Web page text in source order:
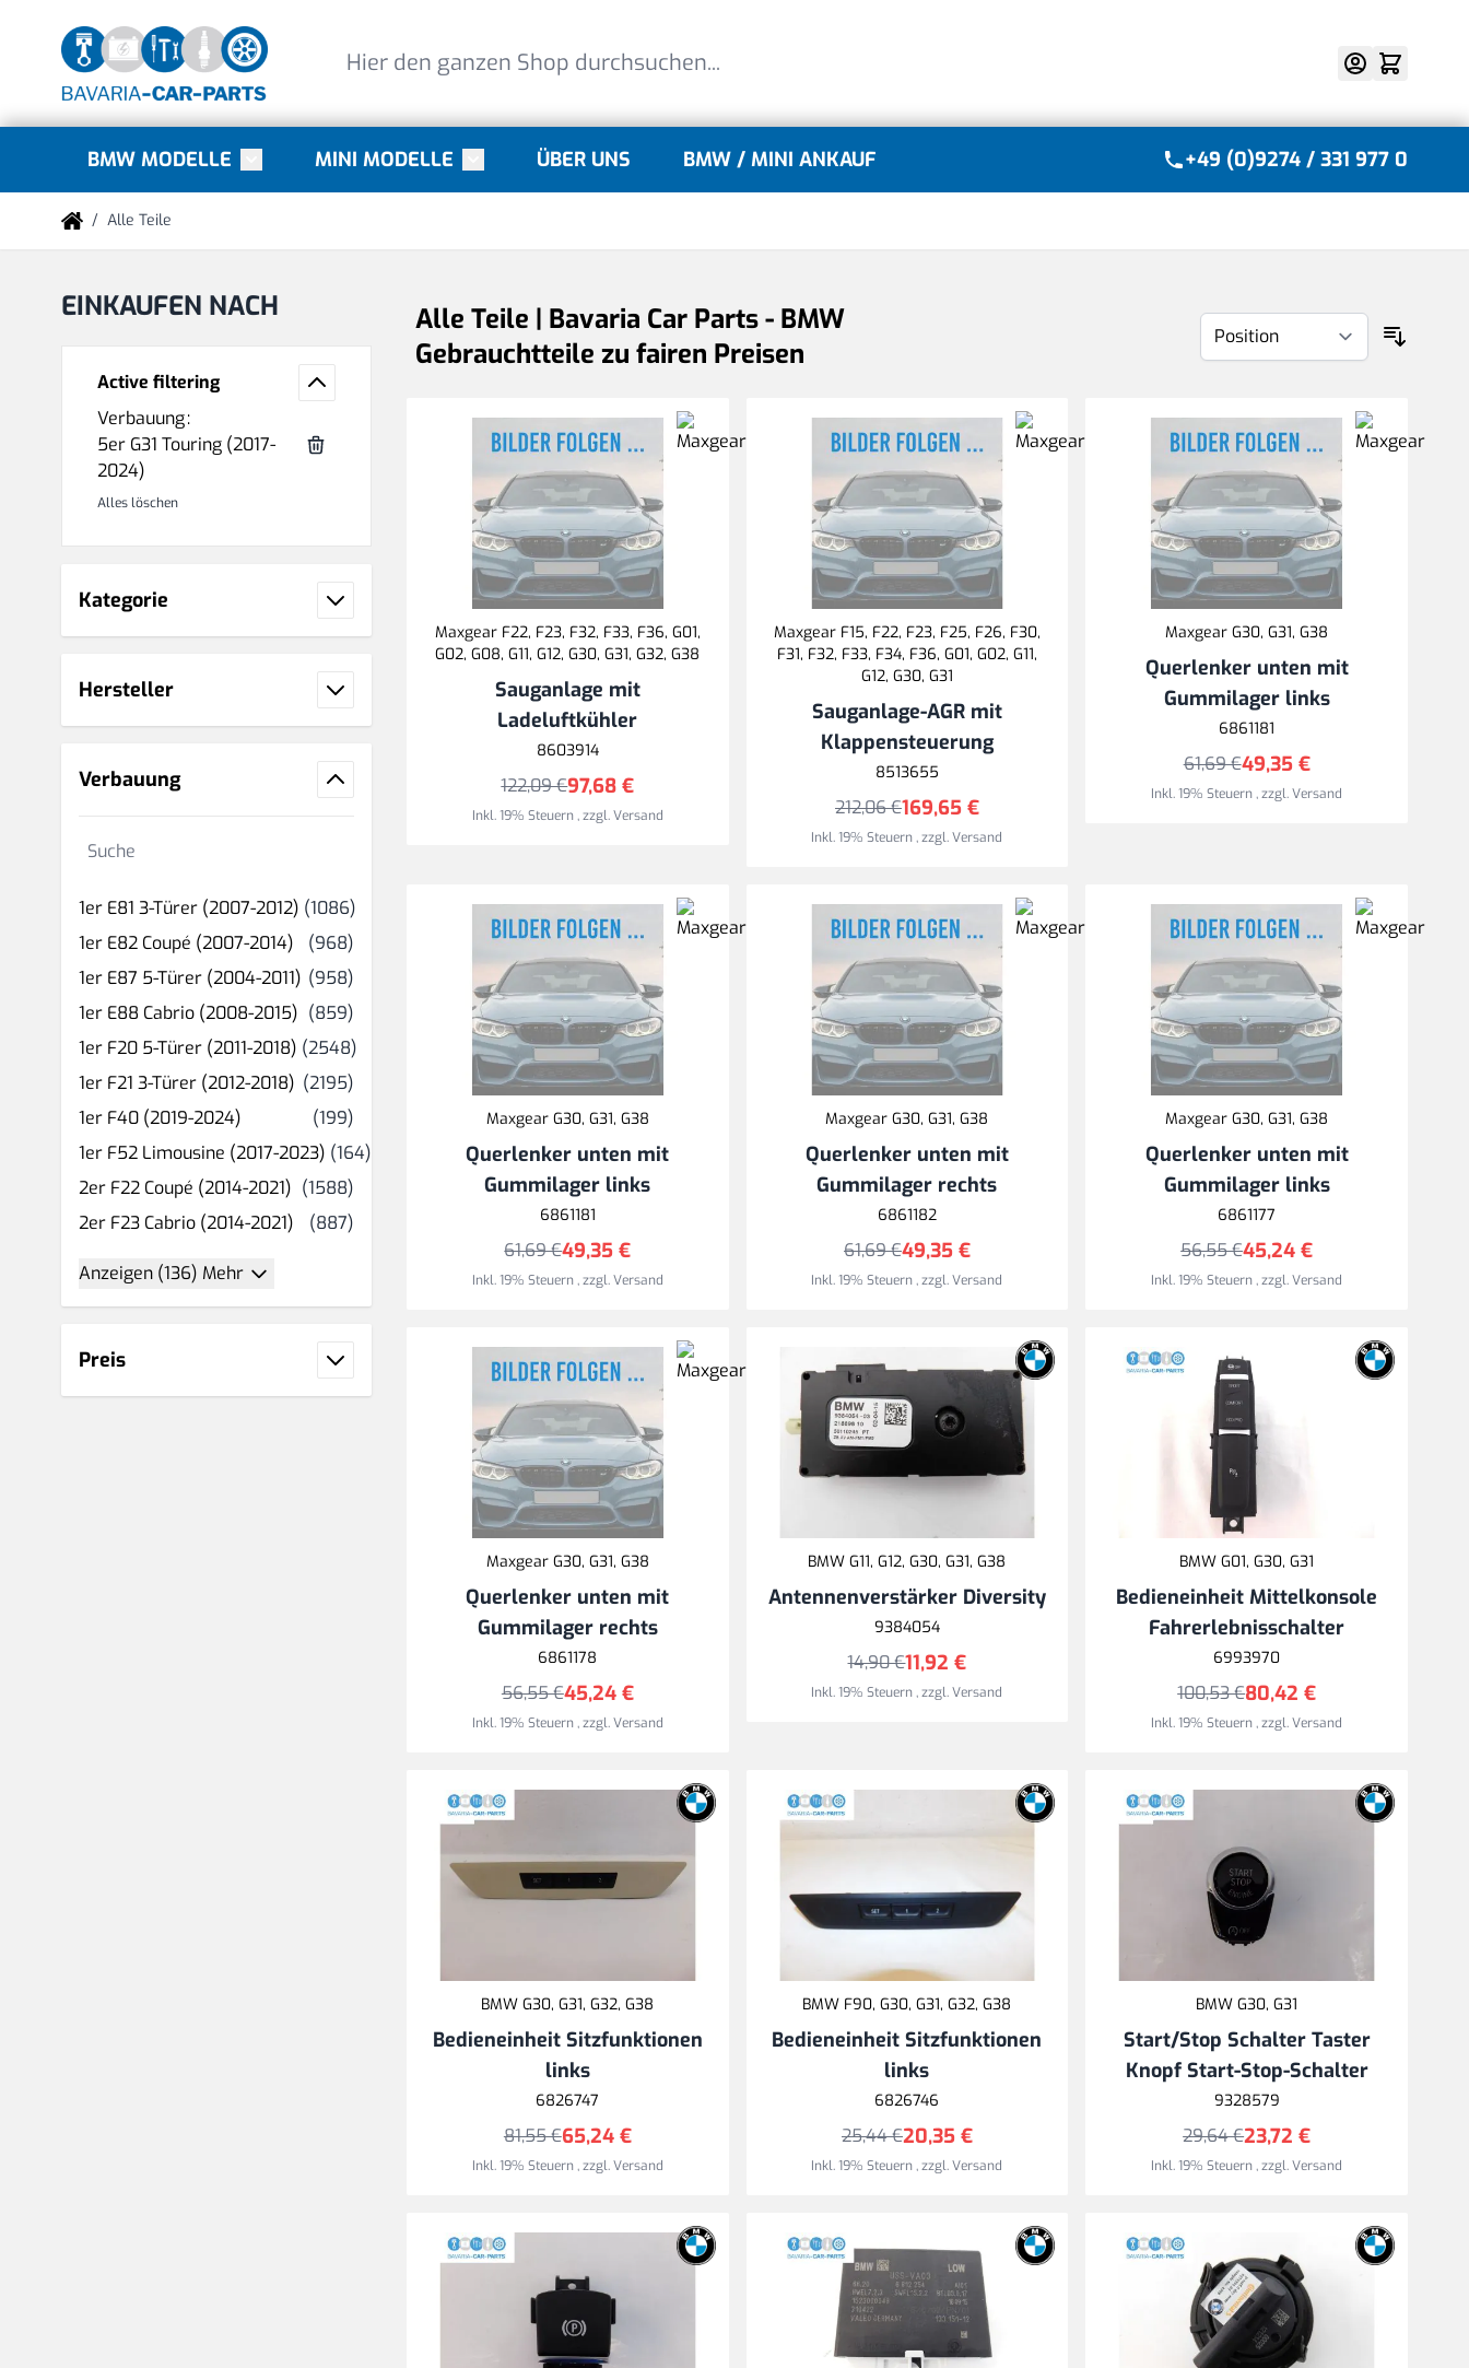
BMW MODELLE Toggle submenu for BMW Modelle
MINI MODELLE Toggle submenu for MINI Modelle
ÜBER UNS BMW / MINI ANKAUF +49 (0)9274 / 331 977 0
/ Alle Teile
EINKAUFEN NACH
Active filtering
Verbauung
5er G31 Touring (2017-
2024)
Alles löschen
Kategorie
Hersteller
Verbauung
1er E81 3-Türer (2007-2012) (1086)
1er E82 Coupé (2007-2014)
(968)
1er E87 5-Türer (2004-2011) (958)
1er E88 Cabrio (2008-2015) (859)
1er F20 5-Türer (2011-2018) (2548)
1er F21 3-Türer (2012-2018) (2195)
1er F40 (2019-2024)
(199)
1er F52 Limousine (2017-2023) (164)
2er F22 Coupé (2014-2021) (1588)
2er F23 Cabrio (2014-2021)
(887)
Anzeigen (136) Mehr
Preis
Alle Teile | Bavaria Car Parts - BMW
Gebrauchtteile zu fairen Preisen
Maxgear F22, F23, F32, F33, F36, G01,
G02, G08, G11, G12, G30, G31, G32, G38
Sauganlage mit
Ladeluftkühler
8603914
97,68 €
122,09 €
Inkl. 19% Steuern,zzgl.Versand
Maxgear F15, F22, F23, F25, F26, F30,
F31, F32, F33, F34, F36, G01, G02, G11,
G12, G30, G31
Sauganlage-AGR mit
Klappensteuerung
8513655
169,65 €
212,06 €
Inkl. 19% Steuern,zzgl.Versand
Maxgear G30, G31, G38
Querlenker unten mit
Gummilager links
6861181
49,35 €
61,69 €
Inkl. 19% Steuern,zzgl.Versand
Maxgear G30, G31, G38
Querlenker unten mit
Gummilager links
6861181
49,35 €
61,69 €
Inkl. 19% Steuern,zzgl.Versand
Maxgear G30, G31, G38
Querlenker unten mit
Gummilager rechts
6861182
49,35 €
61,69 €
Inkl. 19% Steuern,zzgl.Versand
Maxgear G30, G31, G38
Querlenker unten mit
Gummilager links
6861177
45,24 €
56,55 €
Inkl. 19% Steuern,zzgl.Versand
Maxgear G30, G31, G38
Querlenker unten mit
Gummilager rechts
6861178
45,24 €
56,55 €
Inkl. 19% Steuern,zzgl.Versand
BMW G11, G12, G30, G31, G38
Antennenverstärker Diversity
9384054
11,92 €
14,90 €
Inkl. 19% Steuern,zzgl.Versand
BMW G01, G30, G31
Bedieneinheit Mittelkonsole
Fahrerlebnisschalter
6993970
80,42 €
100,53 €
Inkl. 19% Steuern,zzgl.Versand
BMW G30, G31, G32, G38
Bedieneinheit Sitzfunktionen
links
6826747
65,24 €
81,55 €
Inkl. 19% Steuern,zzgl.Versand
BMW F90, G30, G31, G32, G38
Bedieneinheit Sitzfunktionen
links
6826746
20,35 €
25,44 €
Inkl. 19% Steuern,zzgl.Versand
BMW G30, G31
Start/Stop Schalter Taster
Knopf Start-Stop-Schalter
9328579
23,72 €
29,64 €
Inkl. 19% Steuern,zzgl.Versand